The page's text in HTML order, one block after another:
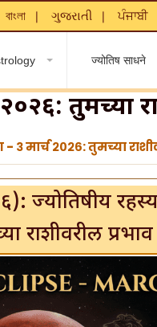
বাংলা ❘ ગુજરાતી ❘ ਪੰਜਾਬੀ
ज्योतिष साधने
२०२६: तुमच्या
- ३ मार्च २०२६: तुमच्या
ज्योतिषीय
राशीवरील प्रभाव